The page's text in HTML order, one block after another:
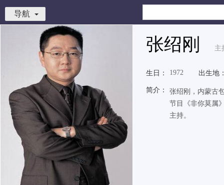
导航
张绍刚 主
生日： 1972 出生地
简介：
张绍刚，内蒙古
节目《非你莫属
主持。